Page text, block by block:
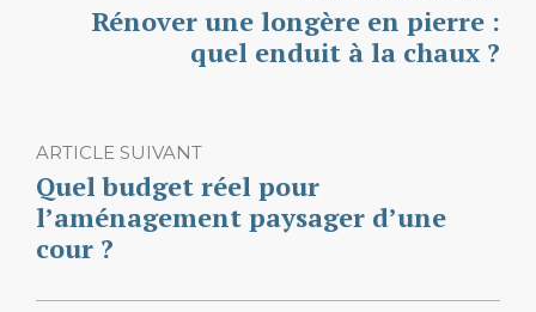
Rénover une longère en pierre :
quel enduit à la chaux ?
ARTICLE SUIVANT
Quel budget réel pour
l’aménagement paysager d’une
cour ?